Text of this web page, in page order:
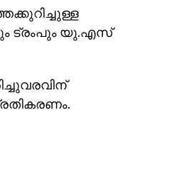
ട്രംപും യു.എസ്